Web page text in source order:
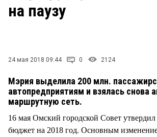
НОВОСТИ КОМПАНИЙ
на паузу
24 мая 2018 09:44 0 2124
Мэрия выделила 200 млн.
автопредприятиям и взялась снова
маршрутную сеть.
16 мая Омский городской Совет
бюджет на 2018 год. Основным